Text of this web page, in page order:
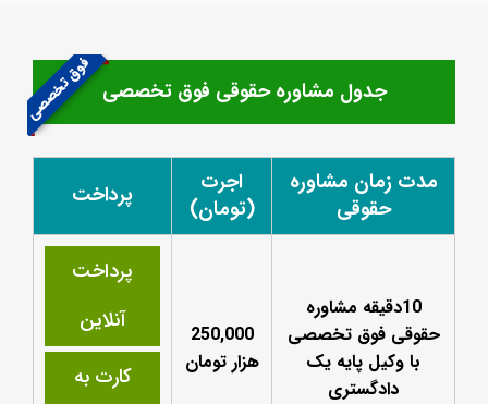
فوق تخصصی جدول مشاوره حقوقی فوق تخصصی
مدت زمان مشاوره
حقوقی
اجرت
(تومان)
پرداخت
10دقیقه مشاوره
حقوقی فوق تخصصی
با وکیل پایه یک
دادگستری
250,000
هزار تومان
پرداخت
آنلاین
کارت به